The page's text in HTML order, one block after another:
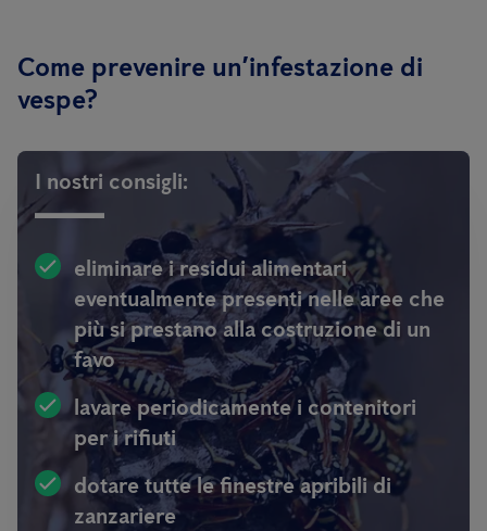
Come prevenire un’infestazione di
vespe?
I nostri consigli:
eliminare i residui alimentari
eventualmente presenti nelle aree che
più si prestano alla costruzione di un
favo
lavare periodicamente i contenitori
per i rifiuti
dotare tutte le finestre apribili di
zanzariere